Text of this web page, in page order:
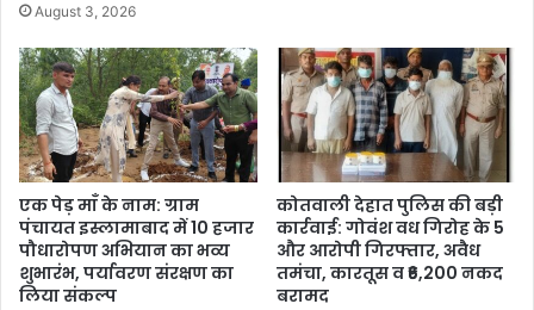
August 3, 2026
एक पेड़ माँ के नाम: ग्राम
पंचायत इस्लामाबाद में 10 हजार
पौधारोपण अभियान का भव्य
शुभारंभ, पर्यावरण संरक्षण का
लिया संकल्प
कोतवाली देहात पुलिस की बड़ी
कार्रवाई: गोवंश वध गिरोह के 5
और आरोपी गिरफ्तार, अवैध
तमंचा, कारतूस व ₹6,200 नकद
बरामद